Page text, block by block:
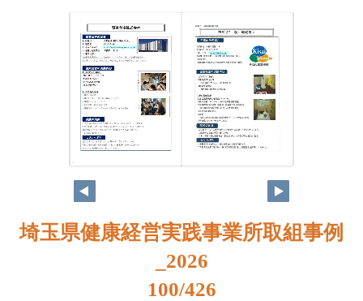
84 85
埼玉県健康経営実践事業所取組事例
_2026
100/426